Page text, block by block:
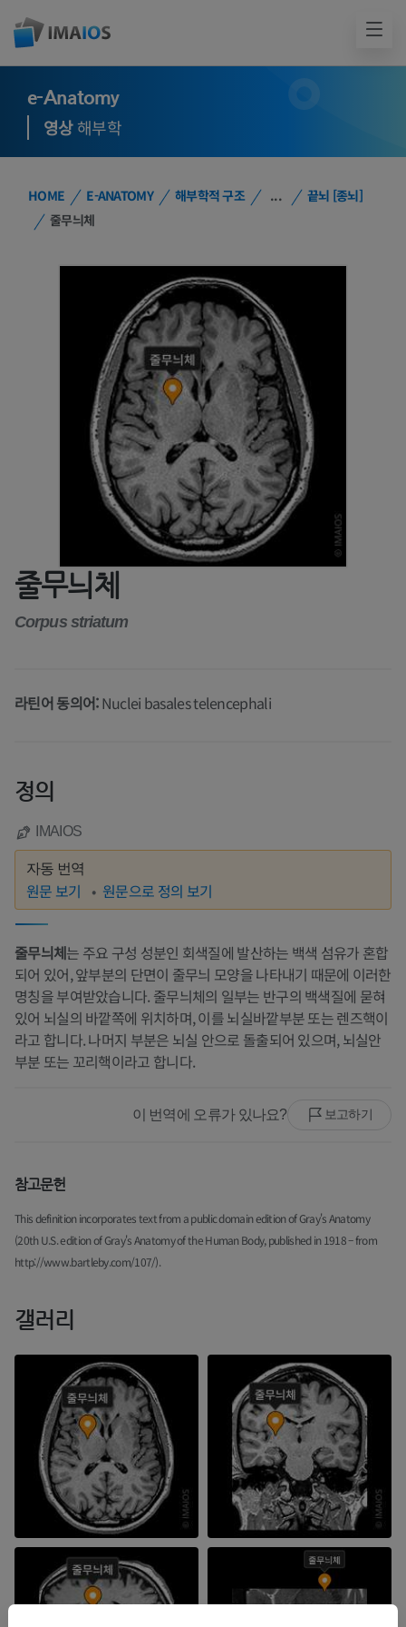
e-Anatomy
영상해부학
HOME E-ANATOMY 해부학적 구조 ...
끝뇌 [종뇌]
줄무늬체
줄무늬체
Corpus striatum
라틴어 동의어:Nuclei basales telencephali
정의
IMAIOS
자동 번역
원문 보기 원문으로 정의 보기
줄무늬체는 주요 구성 성분인 회색질에 발산하는 백색 섬유가 혼합
되어 있어, 앞부분의 단면이 줄무늬 모양을 나타내기 때문에 이러한
명칭을 부여받았습니다. 줄무늬체의 일부는 반구의 백색질에 묻혀
있어 뇌실의 바깥쪽에 위치하며, 이를 뇌실바깥부분 또는 렌즈핵이
라고 합니다. 나머지 부분은 뇌실 안으로 돌출되어 있으며, 뇌실안
부분 또는 꼬리핵이라고 합니다.
이 번역에 오류가 있나요? 보고하기
참고문헌
This definition incorporates text from a public domain edition of Gray's Anatomy
(20th U.S. edition of Gray's Anatomy of the Human Body, published in 1918 – from
http://www.bartleby.com/107/).
갤러리